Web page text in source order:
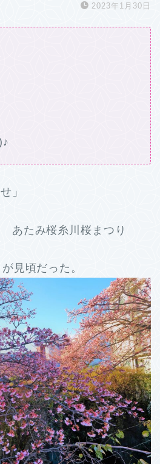
2023年1月30日
」
あたみ桜糸川桜まつり
見頃だった。